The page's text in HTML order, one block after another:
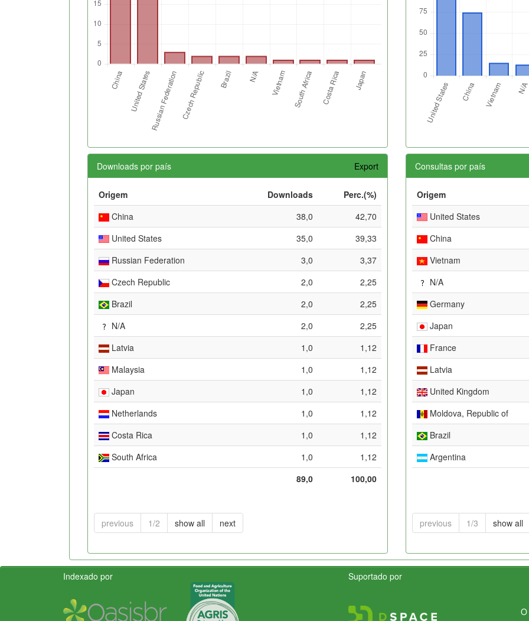
Downloads por país Export
Origem Downloads
Perc.(%)
China
38,0
42,70
United States
35,0
39,33
Russian Federation
3,0
3,37
Czech Republic
2,0
2,25
Brazil
2,0
2,25
N/A
2,0
2,25
Latvia
1,0
1,12
Malaysia
1,0
1,12
Japan
1,0
1,12
Netherlands
1,0
1,12
Costa Rica
1,0
1,12
South Africa
1,0
1,12
89,0
100,00
previous 1/2 show all next
Consultas por país
Origem
United States
China
Vietnam
N/A
Germany
Japan
France
Latvia
United Kingdom
Moldova, Republic of
Brazil
Argentina
previous 1/3 show all
Indexado por Suportado por